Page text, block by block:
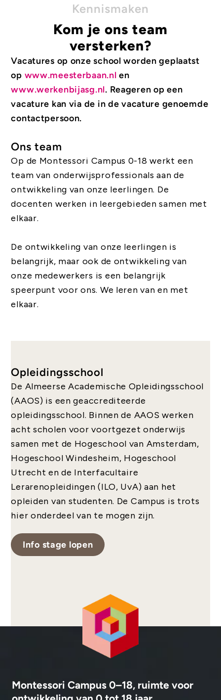
Kennismaken
Kom je ons team
versterken?
Vacatures op onze school worden geplaatst
op www.meesterbaan.nl en
www.werkenbijasg.nl. Reageren op een
vacature kan via de in de vacature genoemde
contactpersoon.
Ons team
Op de Montessori Campus 0-18 werkt een
team van onderwijsprofessionals aan de
ontwikkeling van onze leerlingen. De
docenten werken in leergebieden samen met
elkaar.
De ontwikkeling van onze leerlingen is
belangrijk, maar ook de ontwikkeling van
onze medewerkers is een belangrijk
speerpunt voor ons. We leren van en met
elkaar.
Opleidingsschool
De Almeerse Academische Opleidingsschool
(AAOS) is een geaccrediteerde
opleidingsschool. Binnen de AAOS werken
acht scholen voor voortgezet onderwijs
samen met de Hogeschool van Amsterdam,
Hogeschool Windesheim, Hogeschool
Utrecht en de Interfacultaire
Lerarenopleidingen (ILO, UvA) aan het
opleiden van studenten. De Campus is trots
hier onderdeel van te mogen zijn.
Info stage lopen
Montessori Campus 0–18, ruimte voor